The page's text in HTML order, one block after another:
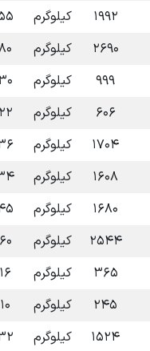
۱۹۹۲ کیلوگرم
۲۶۹۰ کیلوگرم
۹۹۹ کیلوگرم
۶۰۶ کیلوگرم ۲۲
۱۷۰۴ کیلوگرم
۱۶۰۸ کیلوگرم
۱۶۸۰ کیلوگرم
۲۵۴۴ کیلوگرم ۶۰
۳۶۵ کیلوگرم ۱۶
۲۴۵ کیلوگرم ۱۰
۱۵۲۴ کیلوگرم